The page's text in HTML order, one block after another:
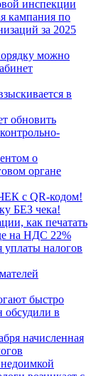
инспекции
кампания по
за 2025
можно
в
обновить
о
органе
с QR-кодом!
БЕЗ чека!
как печатать
на НДС 22%
уплаты налогов
быстро
обсудили в
начисленная